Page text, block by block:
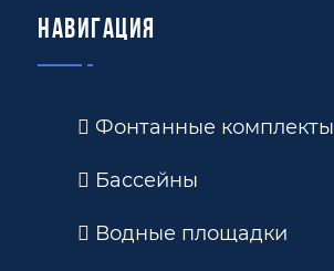
Навигация
Фонтанные комплекты
Бассейны
Водные площадки